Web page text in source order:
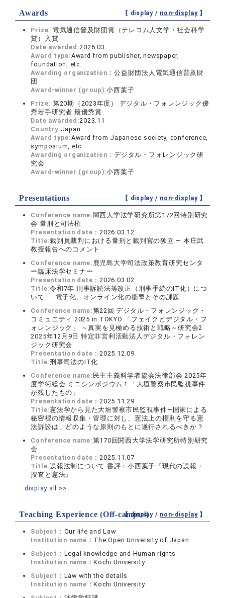
Awards 【 display / non-display】
Prize: 電気通信普及財団賞（テレコム人文学・社会科学
賞）入賞
Date awarded:2026.03
Award type:Award from publisher, newspaper,
foundation, etc.
Awarding organization：公益財団法人電気通信普及財
団
Award-winner (group):小西葉子
Prize: 第20期（2023年度） デジタル・フォレンジック優
秀若手研究者 最優秀賞
Date awarded:2023.11
Country: Japan
Award type:Award from Japanese society, conference,
symposium, etc.
Awarding organization：デジタル・フォレンジック研
究会
Award-winner (group):小西葉子
Presentations 【 display / non-display】
Conference name: 関西大学法学研究所第172回特別研究
会 量刑と司法権
Presentation date：2026.03.12
Title:裁判員裁判における量刑と裁判官の独立 ― 本庄武
教授報告へのコメント
Conference name: 鹿児島大学司法政策教育研究センタ
ー臨床法学セミナー
Presentation date：2026.03.02
Title:令和7年 刑事訴訟法等改正（刑事手続のIT化）につ
いて――電子化、オンライン化の衝撃とその課題
Conference name:第22回 デジタル・フォレンジック・
コミュニティ 2025 in TOKYO 「フェイクとデジタル・フ
ォレンジック」 ～真実を見極める技術と戦略～研究会2
2025年12月9日 特定非営利活動法人デジタル・フォレン
ジック研究会
Presentation date：2025.12.09
Title:刑事司法のIT化
Conference name: 民主主義科学者協会法律部会 2025年
度学術総会 ミニシンポジウム１「大垣警察市民監視事件
が残したもの」
Presentation date：2025.11.29
Title:憲法学から見た大垣警察市民監視事件―国家による
秘密裡の情報収集・管理に対し、憲法上の権利を守る憲
法訴訟は、どのような原則のもとに遂行されるべきか？
Conference name:第170回関西大学法学研究所特別研究
会
Presentation date：2025.11.07
Title:諜報法制について 書評：小西葉子『現代の諜報・
捜査と憲法』
display all >>
Teaching Experience (Off-campus)
【 display / non-display】
Subject： Our life and Law
Institution name： The Open University of Japan
Subject： Legal knowledge and Human rights
Institution name：Kochi University
Subject： Law with the details
Institution name：Kochi University